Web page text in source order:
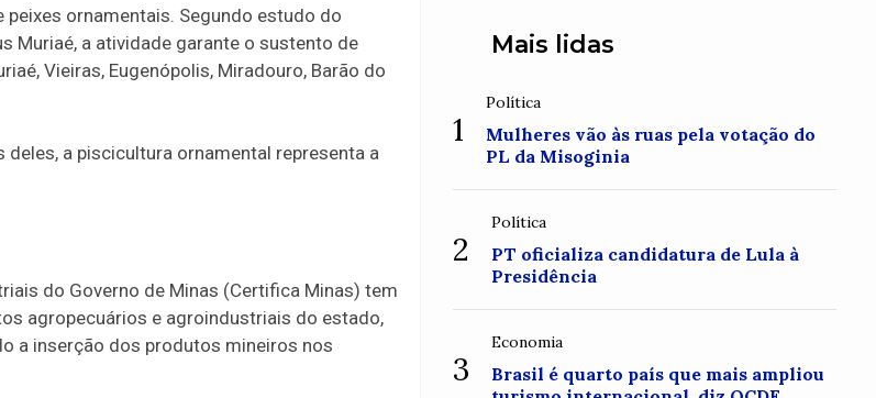
ornamentais. Segundo estudo do
Muriaé, a atividade garante o sustento de
Vieiras, Eugenópolis, Miradouro, Barão do
a piscicultura ornamental representa a
do Governo de Minas (Certifica Minas) tem
agropecuários e agroindustriais do estado,
a inserção dos produtos mineiros nos
Mais lidas
1
Política
Mulheres vão às ruas pela votação do
PL da Misoginia
2
Política
PT oficializa candidatura de Lula à
Presidência
3
Economia
Brasil é quarto país que mais ampliou